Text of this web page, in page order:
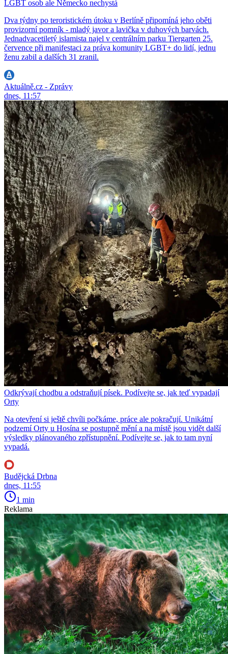
LGBT osob ale Německo nechystá
Dva týdny po teroristickém útoku v Berlíně připomíná jeho oběti
provizorní pomník - mladý javor a lavička v duhových barvách.
Jednadvacetiletý islamista najel v centrálním parku Tiergarten 25.
července při manifestaci za práva komunity LGBT+ do lidí, jednu
ženu zabil a dalších 31 zranil.
Aktuálně.cz - Zprávy
dnes, 11:57
Odkrývají chodbu a odstraňují písek. Podívejte se, jak teď vypadají
Orty
Na otevření si ještě chvíli počkáme, práce ale pokračují. Unikátní
podzemí Orty u Hosína se postupně mění a na místě jsou vidět další
výsledky plánovaného zpřístupnění. Podívejte se, jak to tam nyní
vypadá.
Budějcká Drbna
dnes, 11:55
1 min
Reklama